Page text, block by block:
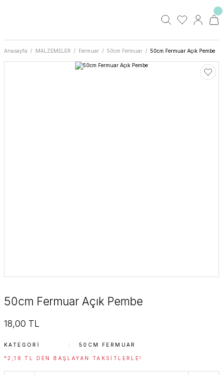
Anasayfa MALZEMELER Fermuar 50cm Fermuar 50cm Fermuar Açık Pembe
50cm Fermuar Açık Pembe
18,00 TL
KATEGORI 50CM FERMUAR
*2,18 TL DEN BAŞLAYAN TAKSITLERLE!